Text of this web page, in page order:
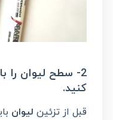
2- سطح لیوان را
کنید.
قبل از تزئین لیوان